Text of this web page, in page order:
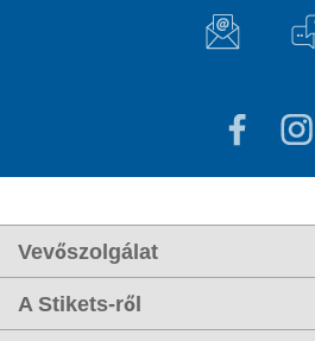
Vevőszolgálat
A Stikets-ről